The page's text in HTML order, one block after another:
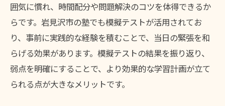
囲気に慣れ、時間配分や問題解決のコツを体得できるか
らです。岩見沢市の塾でも模擬テストが活用されてお
り、事前に実践的な経験を積むことで、当日の緊張を和
らげる効果があります。模擬テストの結果を振り返り、
弱点を明確にすることで、より効果的な学習計画が立て
られる点が大きなメリットです。